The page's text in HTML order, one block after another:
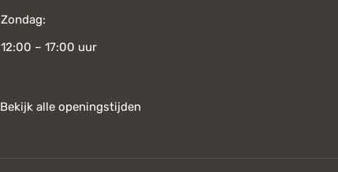
Zondag:
12:00 – 17:00 uur
Bekijk alle openingstijden